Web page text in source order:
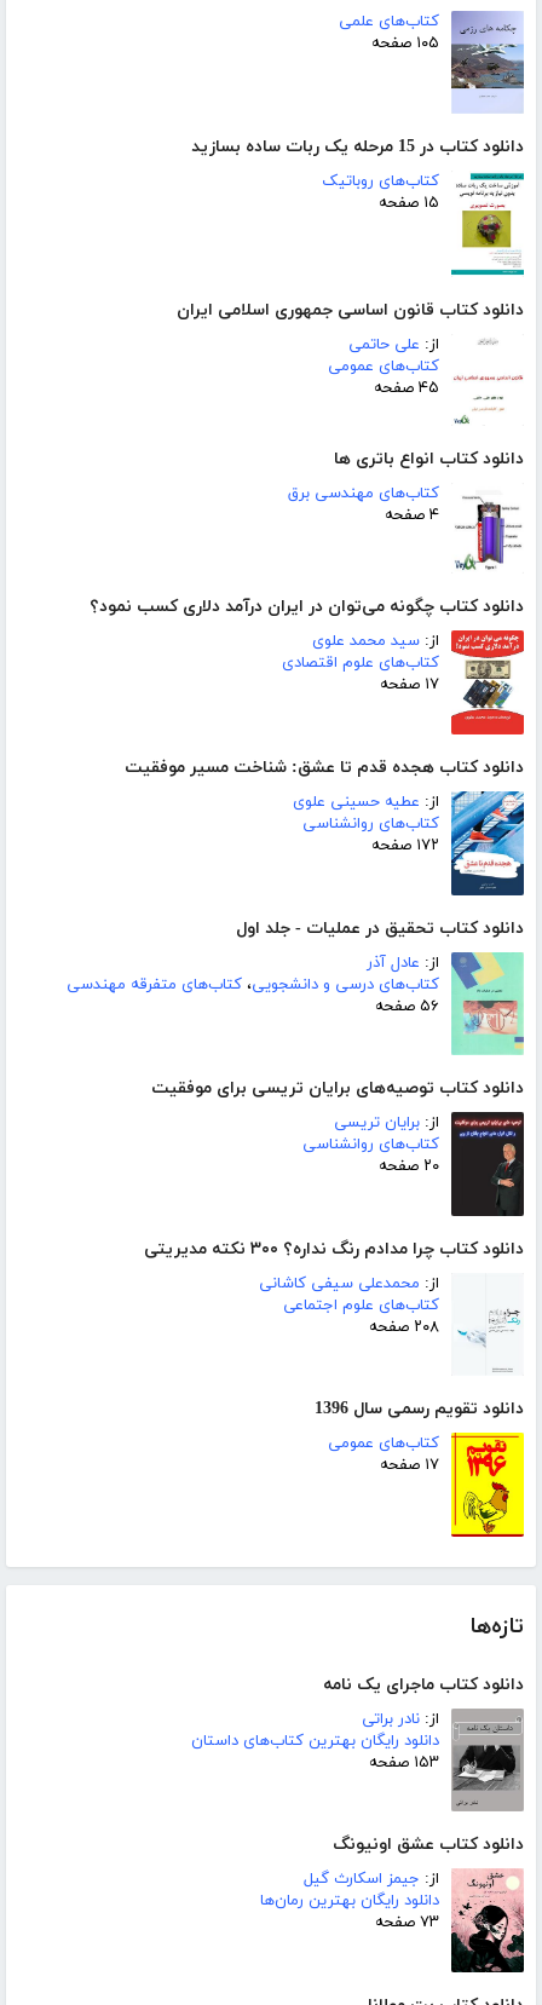
کتاب‌های علمی
۱۰۵ صفحه
دانلود کتاب در 15 مرحله یک ربات ساده بسازید
کتاب‌های روباتیک
۱۵ صفحه
دانلود کتاب قانون اساسی جمهوری اسلامی ایران
از: علی حاتمی
کتاب‌های عمومی
۴۵ صفحه
دانلود کتاب انواع باتری ها
کتاب‌های مهندسی برق
۴ صفحه
دانلود کتاب چگونه می‌توان در ایران درآمد دلاری کسب نمود؟
از: سید محمد علوی
کتاب‌های علوم اقتصادی
۱۷ صفحه
دانلود کتاب هجده قدم تا عشق: شناخت مسیر موفقیت
از: عطیه حسینی علوی
کتاب‌های روانشناسی
۱۷۲ صفحه
دانلود کتاب تحقیق در عملیات - جلد اول
از: عادل آذر
کتاب‌های درسی و دانشجویی، کتاب‌های متفرقه مهندسی
۵۶ صفحه
دانلود کتاب توصیه‌های برایان تریسی برای موفقیت
از: برایان تریسی
کتاب‌های روانشناسی
۲۰ صفحه
دانلود کتاب چرا مدادم رنگ نداره؟ ۳۰۰ نکته مدیریتی
از: محمدعلی سیفی کاشانی
کتاب‌های علوم اجتماعی
۲۰۸ صفحه
دانلود تقویم رسمی سال 1396
کتاب‌های عمومی
۱۷ صفحه
تازه‌ها
دانلود کتاب ماجرای یک نامه
از: نادر براتی
دانلود رایگان بهترین کتاب‌های داستان
۱۵۳ صفحه
دانلود کتاب عشق اونیونگ
از: جیمز اسکارث گیل
دانلود رایگان بهترین رمان‌ها
۷۳ صفحه